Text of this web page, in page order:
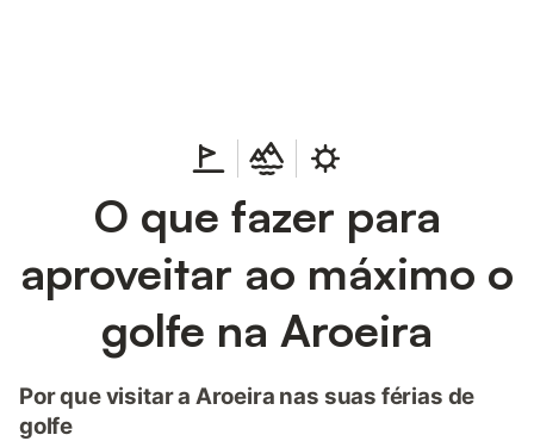
O que fazer para
aproveitar ao máximo o
golfe na Aroeira
Por que visitar a Aroeira nas suas férias de
golfe